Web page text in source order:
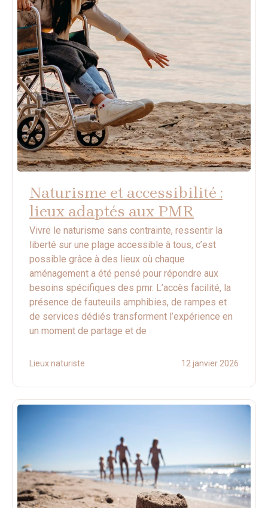
Naturisme et accessibilité :
lieux adaptés aux PMR
Vivre le naturisme sans contrainte, ressentir la
liberté sur une plage accessible à tous, c’est
possible grâce à des lieux où chaque
aménagement a été pensé pour répondre aux
besoins spécifiques des pmr. L’accès facilité, la
présence de fauteuils amphibies, de rampes et
de services dédiés transforment l’expérience en
un moment de partage et de
Lieux naturiste 12 janvier 2026